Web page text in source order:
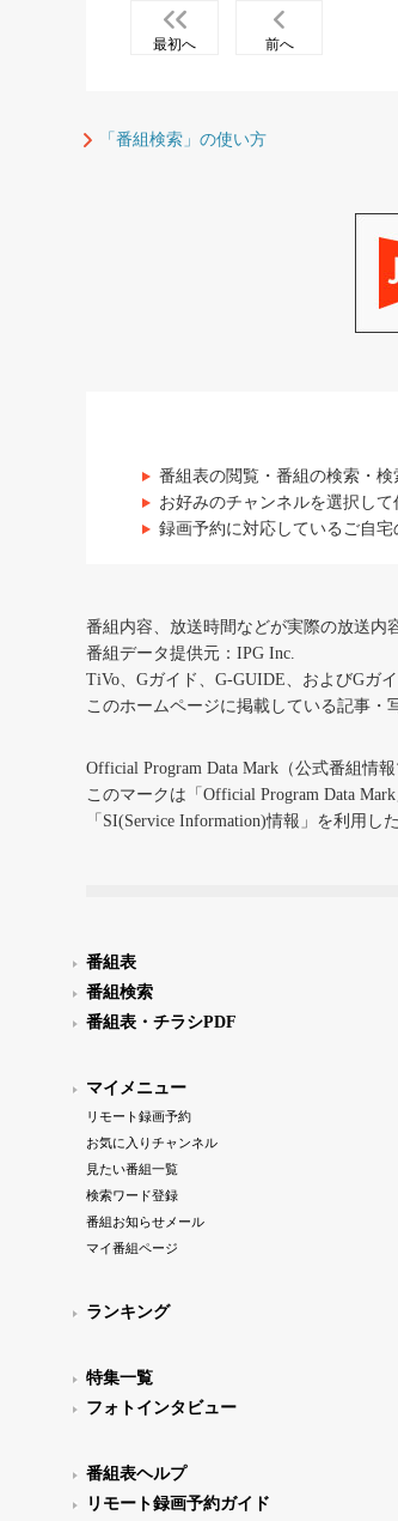
最初へ 前へ
「番組検索」の使い方
番組表の閲覧・番組の検索・
お好みのチャンネルを選択して
録画予約に対応しているご自宅
番組内容、放送時間などが実際の放送内
番組データ提供元：IPG Inc.
TiVo、Gガイド、G-GUIDE、およびGガ
このホームページに掲載している記事・
Official Program Data Mark（公式番組情報
このマークは「Official Program Data
「SI(Service Information)情報」を利用
番組表
番組検索
番組表・チラシPDF
マイメニュー
リモート録画予約
お気に入りチャンネル
見たい番組一覧
検索ワード登録
番組お知らせメール
マイ番組ページ
ランキング
特集一覧
フォトインタビュー
番組表ヘルプ
リモート録画予約ガイド